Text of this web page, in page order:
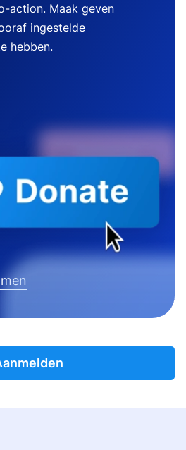
action. Maak geven
ingestelde
hebben.